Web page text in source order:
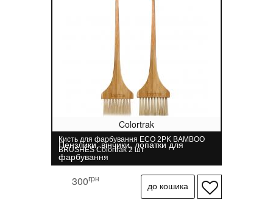
Colortrak
Кисть для фарбування ECO 2PK BAMBOO
BRUSHES Colortrak 2 шт
Пензлики, вінчики, лопатки для
фарбування
300грн